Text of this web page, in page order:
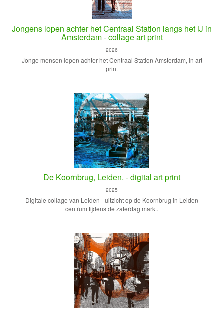
Jongens lopen achter het Centraal Station langs het IJ in
Amsterdam - collage art print
2026
Jonge mensen lopen achter het Centraal Station Amsterdam, in art
print
De Koornbrug, Leiden. - digital art print
2025
Digitale collage van Leiden - uitzicht op de Koornbrug in Leiden
centrum tijdens de zaterdag markt.